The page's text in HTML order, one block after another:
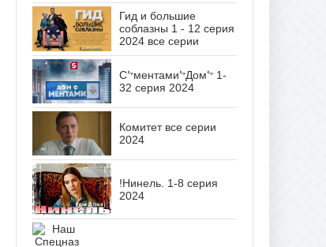
Гид и большие
соблазны 1 - 12 серия
2024 все серии
СᖦментамиᖦДомᖦ 1-
32 серия 2024
Комитет все серии
2024
!Нинель. 1-8 серия
2024